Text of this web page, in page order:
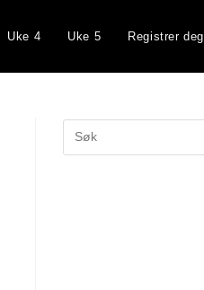
Uke 4 Uke 5 Registrer deg